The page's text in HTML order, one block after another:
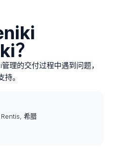
？
理的交付过程中遇到问题，
。
希腊